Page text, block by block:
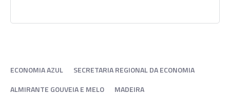
ECONOMIA AZUL
SECRETARIA REGIONAL DA ECONOMIA
ALMIRANTE GOUVEIA E MELO
MADEIRA